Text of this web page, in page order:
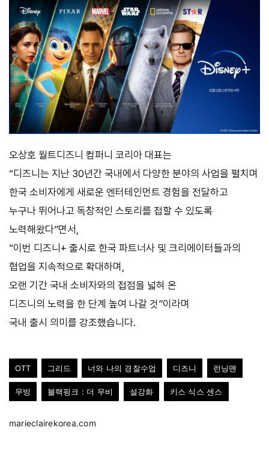
오상호 월트디즈니 컴퍼니 코리아 대표는
“디즈니는 지난 30년간 국내에서 다양한 분야의 사업을 펼치며
한국 소비자에게 새로운 엔터테인먼트 경험을 전달하고
누구나 뛰어나고 독창적인 스토리를 접할 수 있도록
노력해왔다”면서
“이번 디즈니+ 출시로 한국 파트너사 및 크리에이터들과의
협업을 지속적으로 확대하며
오랜 기간 국내 소비자와의 접점을 넓혀 온
디즈니의 노력을 한 단계 높여 나갈 것”이라며
국내 출시 의미를 강조했습니다.
OTT 그리드 너와 나의 경찰수업 디즈니 런닝맨
무빙 블랙핑크 : 더 무비 설강화 키스 식스 센스
marieclairekorea.com